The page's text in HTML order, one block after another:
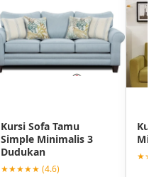
Kursi Sofa Tamu
Simple Minimalis 3
Dudukan
★★★★★ (4.6)